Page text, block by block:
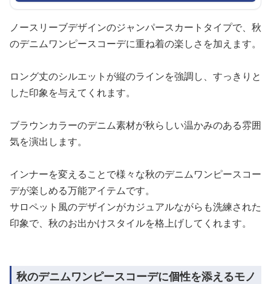
ノースリーブデザインのジャンパースカートタイプで、秋
のデニムワンピースコーデに重ね着の楽しさを加えます。
ロング丈のシルエットが縦のラインを強調し、すっきりと
した印象を与えてくれます。
ブラウンカラーのデニム素材が秋らしい温かみのある雰囲
気を演出します。
インナーを変えることで様々な秋のデニムワンピースコー
デが楽しめる万能アイテムです。
サロペット風のデザインがカジュアルながらも洗練された
印象で、秋のお出かけスタイルを格上げしてくれます。
秋のデニムワンピースコーデに個性を添えるモノ